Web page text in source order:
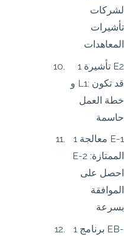
لشركات
تأشيرات
المعاهدات
1 تأشيرة E2
و L1: قد تكون
خطة العمل
حاسمة
1 معالجة E-1
E-2 الممتازة:
احصل على
الموافقة
بسرعة
1 برنامج EB-